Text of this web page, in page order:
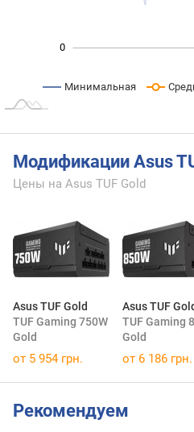
0
Минимальная
Модификации Asus
Цены на Asus TUF Gold
Asus TUF Gold
TUF Gaming 750W
Gold
Asus TUF
TUF Gaming
Gold
от 5 954 грн. от 6 186 грн.
Рекомендуем